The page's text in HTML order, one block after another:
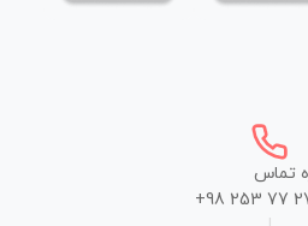
تماس
+98 253 77